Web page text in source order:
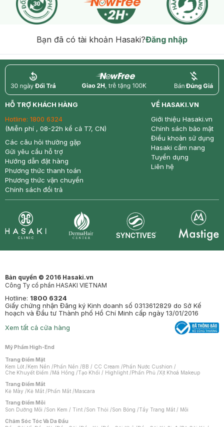
Bạn đã có tài khoản Hasaki?Đăng nhập
return nowfree price
HỖ TRỢ KHÁCH HÀNG
Hotline: 1800 6324
(Miễn phí , 08-22h kể cả T7, CN)
Các câu hỏi thường gặp
Gửi yêu cầu hỗ trợ
Hướng dẫn đặt hàng
Phương thức thanh toán
Phương thức vận chuyển
Chính sách đổi trả
VỀ HASAKI.VN
Giới thiệu Hasaki.vn
Chính sách bảo mật
Điều khoản sử dụng
Hasaki cẩm nang
Tuyển dụng
Liên hệ
Bản quyền © 2016 Hasaki.vn
Công Ty cổ phần HASAKI VIETNAM
Hotline: 1800 6324
Giấy chứng nhận Đăng ký Kinh doanh số 0313612829 do Sở Kế
hoạch và Đầu tư Thành phố Hồ Chí Minh cấp ngày 13/01/2016
Xem tất cả cửa hàng
Mỹ Phẩm High-End
Trang Điểm Mặt
Kem Lót /Kem Nền /Phấn Nền /BB / CC Cream /Phấn Nước Cushion /
Che Khuyết Điểm /Má Hồng /Tạo Khối / Highlight /Phấn Phủ /Xịt Khoá Makeup
Trang Điểm Mắt
Kẻ Mày /Kẻ Mắt /Phấn Mắt /Mascara
Trang Điểm Môi
Son Dưỡng Môi /Son Kem / Tint /Son Thỏi /Son Bóng /Tẩy Trang Mắt / Môi
Chăm Sóc Tóc Và Da Đầu